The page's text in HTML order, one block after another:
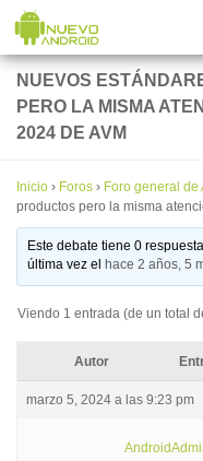
Saltar al contenido
NUEVOS
PERO LA MISMA
2024 DE AVM
Inicio › Foros › Foro general de
productos pero la misma
Este debate tiene 0
última vez el
hace 2 años, 5
Viendo 1 entrada (de un total
Autor
marzo 5, 2024 a las 9:23 pm